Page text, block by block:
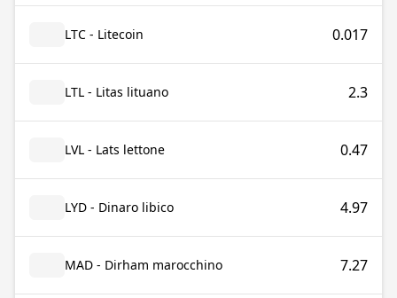
LTC - Litecoin 0.017
LTL - Litas lituano 2.3
LVL - Lats lettone 0.47
LYD - Dinaro libico 4.97
MAD - Dirham marocchino 7.27